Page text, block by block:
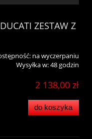
ZESTAW Z
na wyczerpaniu
Wysyłka w:48 godzin
2 138,00 zł
do koszyka